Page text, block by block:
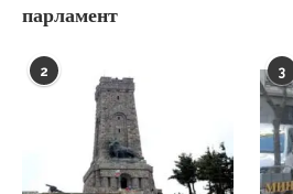
парламент
2 3